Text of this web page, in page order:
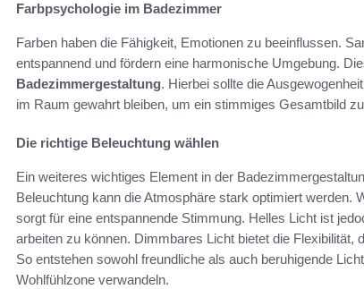
Farbpsychologie im Badezimmer
Farben haben die Fähigkeit, Emotionen zu beeinflussen.
entspannend und fördern eine harmonische Umgebung.
Badezimmergestaltung. Hierbei sollte die
im Raum gewahrt bleiben, um ein stimmiges Gesamtbild
Die richtige Beleuchtung wählen
Ein weiteres wichtiges Element in der
Beleuchtung kann die Atmosphäre stark optimiert werden.
sorgt für eine entspannende Stimmung. Helles Licht ist
arbeiten zu können. Dimmbares Licht bietet die
So entstehen sowohl freundliche als auch beruhigende
Wohlfühlzone verwandeln.